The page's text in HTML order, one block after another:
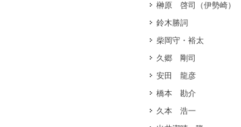
榊原 啓司（伊勢崎）
鈴木勝詞
柴岡守・裕太
久郷 剛司
安田 龍彦
橋本 勘介
久本 浩一